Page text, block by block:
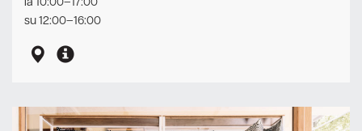
su 12:00–16:00